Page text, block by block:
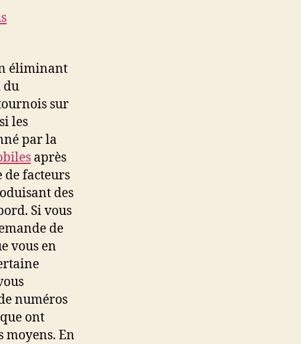
éliminant
du
sur
les
par la
après
de facteurs
des
Si vous
de
vous en
numéros
ont
moyens. En